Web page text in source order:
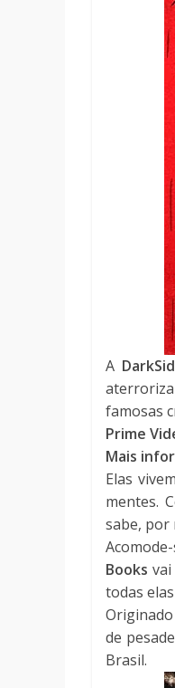
A
famosas
Prime
Mais
Elas
mentes.
sabe, por
Books
todas
de
Brasil.